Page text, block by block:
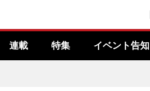
連載 特集 イベント告知